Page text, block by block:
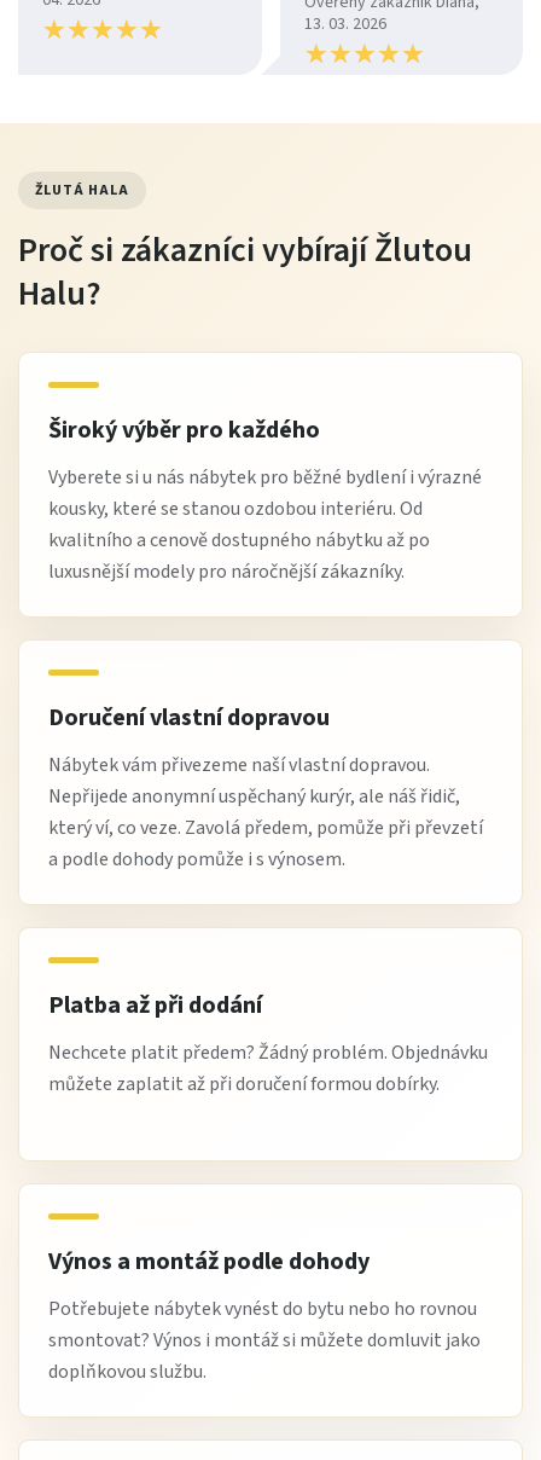
★★★★★
★★★★★
13. 03. 2026
★★★★★
★★★★★
ŽLUTÁ HALA
Proč si zákazníci vybírají Žlutou
Halu?
Široký výběr pro každého
Vyberete si u nás nábytek pro běžné bydlení i výrazné
kousky, které se stanou ozdobou interiéru. Od
kvalitního a cenově dostupného nábytku až po
luxusnější modely pro náročnější zákazníky.
Doručení vlastní dopravou
Nábytek vám přivezeme naší vlastní dopravou.
Nepřijede anonymní uspěchaný kurýr, ale náš řidič,
který ví, co veze. Zavolá předem, pomůže při převzetí
a podle dohody pomůže i s výnosem.
Platba až při dodání
Nechcete platit předem? Žádný problém. Objednávku
můžete zaplatit až při doručení formou dobírky.
Výnos a montáž podle dohody
Potřebujete nábytek vynést do bytu nebo ho rovnou
smontovat? Výnos i montáž si můžete domluvit jako
doplňkovou službu.